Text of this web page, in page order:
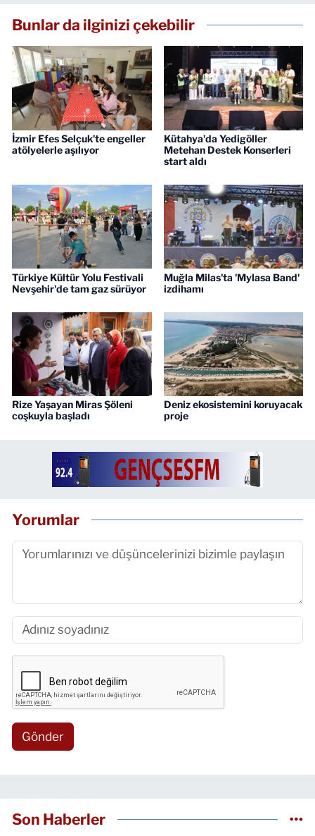
Bunlar da ilginizi çekebilir
İzmir Efes Selçuk'te engeller
atölyelerle aşılıyor
Kütahya'da Yedigöller
Metehan Destek Konserleri
start aldı
Türkiye Kültür Yolu Festivali
Nevşehir'de tam gaz sürüyor
Muğla Milas'ta 'Mylasa Band'
izdihamı
Rize Yaşayan Miras Şöleni
coşkuyla başladı
Deniz ekosistemini koruyacak
proje
Yorumlar
Gönder
Son Haberler